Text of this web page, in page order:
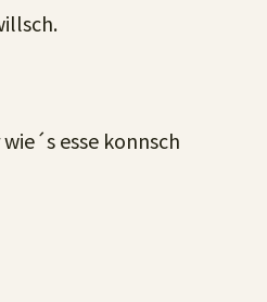
esse konnsch